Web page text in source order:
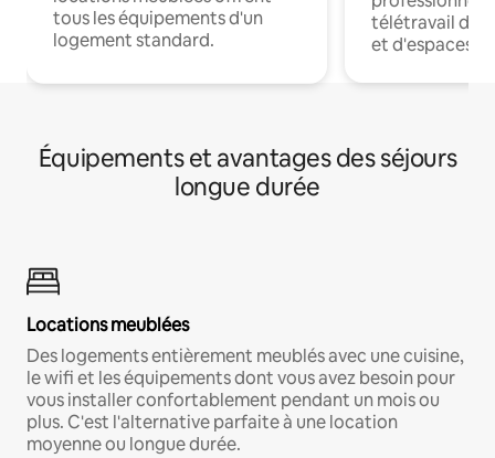
tous les équipements d'un
logement standard.
télétravail
et d'espaces
Équipements et avantages des séjours
longue durée
Locations meublées
Des logements entièrement meublés avec une cuisine,
le wifi et les équipements dont vous avez besoin pour
vous installer confortablement pendant un mois ou
plus. C'est l'alternative parfaite à une location
moyenne ou longue durée.